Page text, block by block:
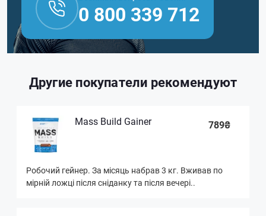
0 800 339 712
Другие покупатели рекомендуют
Mass Build Gainer 789₴
Робочий гейнер. За місяць набрав 3 кг. Вживав по
мірній ложці після сніданку та після вечері..